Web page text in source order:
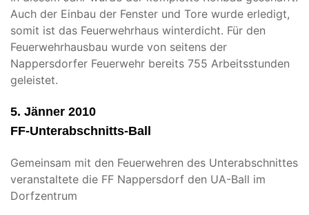
Auch der Einbau der Fenster und Tore wurde erledigt,
somit ist das Feuerwehrhaus winterdicht. Für den
Feuerwehrhausbau wurde von seitens der
Nappersdorfer Feuerwehr bereits 755 Arbeitsstunden
geleistet.
5. Jänner 2010
FF-Unterabschnitts-Ball
Gemeinsam mit den Feuerwehren des Unterabschnittes
veranstaltete die FF Nappersdorf den UA-Ball im
Dorfzentrum